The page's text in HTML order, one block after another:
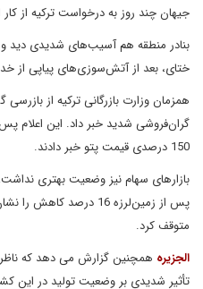
جیهان چند روز به درخواست ترکیه از کار
بنادر منطقه هم آسیب‌های شدیدی دید و
ختای، بعد از آتش‌سوزی‌های پیاپی از
همزمان وزارت بازرگانی ترکیه از
گران‌فروشی شدید خبر داد. این اعلام
150 درصدی قیمت پتو خبر دادند.
پس از زمین‌لرزه 16 درصد
متوقف کرد.
الجزیره همچنین گزارش می دهد که
تأثیر شدیدی بر وضعیت تولید در این